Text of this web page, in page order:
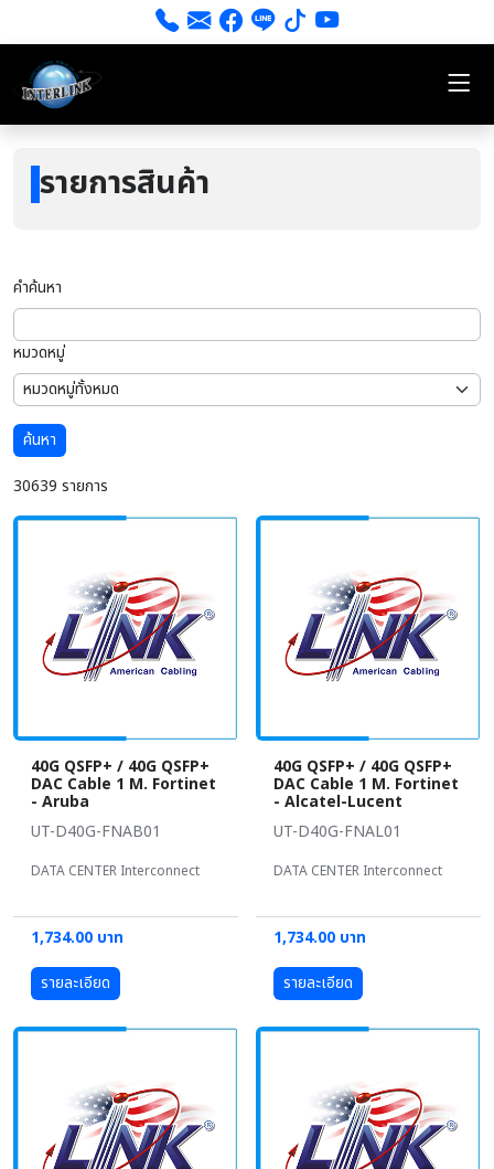
รายการสินค้า
คำค้นหา
หมวดหมู่
ค้นหา
30639 รายการ
40G QSFP+ / 40G QSFP+
DAC Cable 1 M. Fortinet
- Aruba
UT-D40G-FNAB01
DATA CENTER Interconnect
1,734.00 บาท
รายละเอียด
40G QSFP+ / 40G QSFP+
DAC Cable 1 M. Fortinet
- Alcatel-Lucent
UT-D40G-FNAL01
DATA CENTER Interconnect
1,734.00 บาท
รายละเอียด